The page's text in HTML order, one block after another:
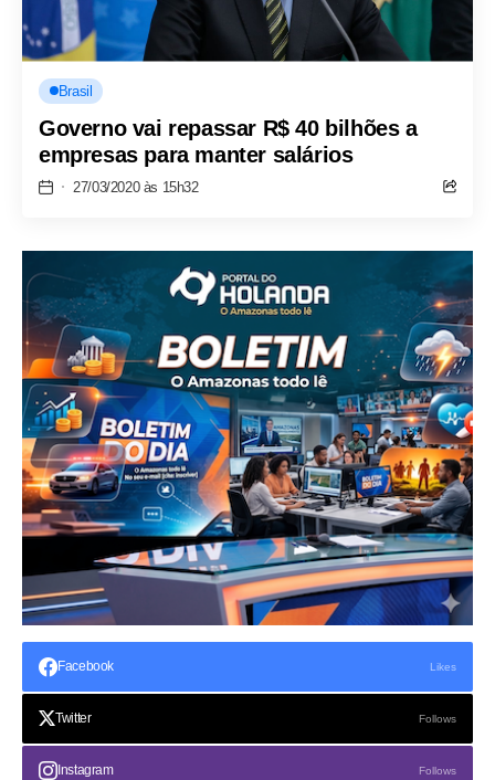
Brasil
Governo vai repassar R$ 40 bilhões a
empresas para manter salários
27/03/2020 às 15h32
Facebook Likes
Twitter Follows
Instagram Follows